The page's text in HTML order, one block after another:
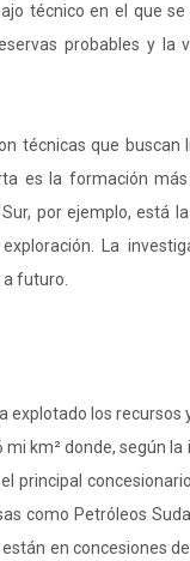
técnico en el que
probables y la
técnicas que
es la formación
por ejemplo, está
La
futuro.
explotado los recursos
km² donde, según
principal
como Petróleos
en concesiones